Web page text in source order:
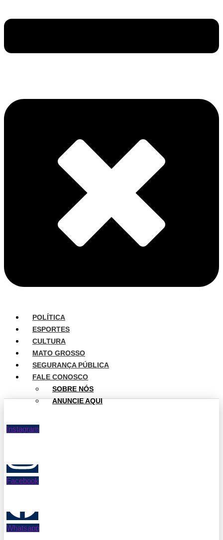
POLÍTICA
ESPORTES
CULTURA
MATO GROSSO
SEGURANÇA PÚBLICA
FALE CONOSCO
SOBRE NÓS
ANUNCIE AQUI
Instagram
Facebook
Whatsapp